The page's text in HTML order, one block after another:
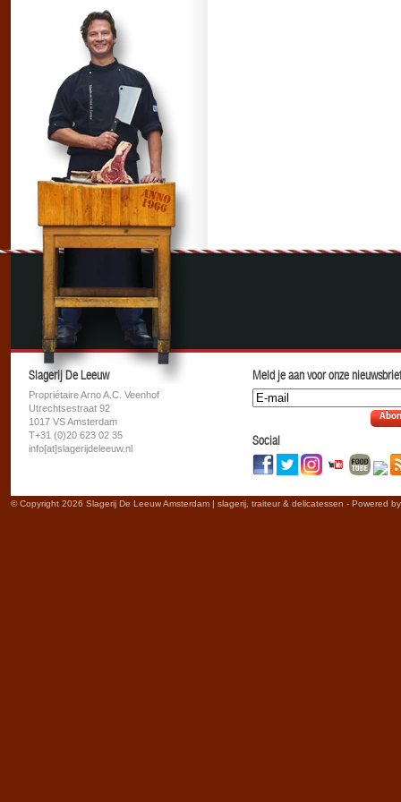
Slagerij De Leeuw
Propriétaire Arno A.C. Veenhof
Utrechtsestraat 92
1017 VS Amsterdam
T+31 (0)20 623 02 35
info[at]slagerijdeleeuw.nl
Meld je aan voor onze
Social
© Copyright 2026 Slagerij De Leeuw Amsterdam | slagerij, traiteur & delicatessen - Powered